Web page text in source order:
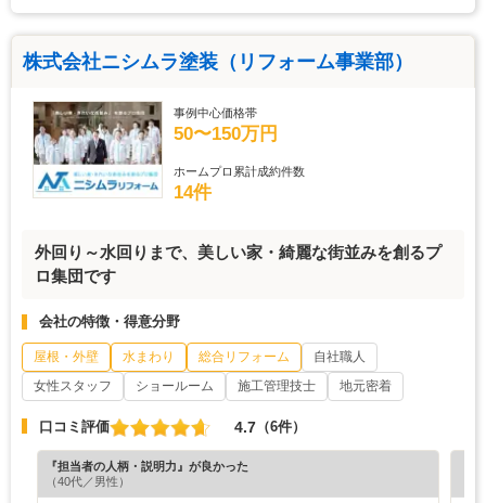
株式会社ニシムラ塗装（リフォーム事業部）
事例中心価格帯
50〜150万円
ホームプロ累計成約件数
14件
外回り～水回りまで、美しい家・綺麗な街並みを創るプ
ロ集団です
会社の特徴・得意分野
屋根・外壁 水まわり 総合リフォーム
自社職人
女性スタッフ
ショールーム 施工管理技士 地元密着
口コミ評価 4.7 （6件）
『担当者の人柄・説明力』が良かった
（40代／男性）